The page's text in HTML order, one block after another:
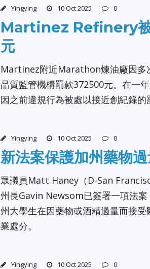
Yingying 10 Oct 2025 0
Martinez Refinery
元
Martinez附近Marathon煉油廠因多
品質監管機構罰款372500元。在一
因之前違規行為被處以接近創紀錄的
Yingying 10 Oct 2025 0
新法案保護加州藥物
眾議員Matt Haney（D-San
州長Gavin Newsom已簽署一項法案
州大學生在因藥物或酒精過量而接受
業處分。
Yingying 10 Oct 2025 0